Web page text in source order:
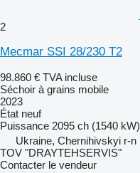
2
Mecmar SSI 28/230 T2
98.860 € TVA incluse
Séchoir à grains mobile
2023
État neuf
Puissance 2095 ch (1540 kW)
Ukraine, Chernihivskyi r-n
TOV "DRAYTEHSERVIS"
Contacter le vendeur